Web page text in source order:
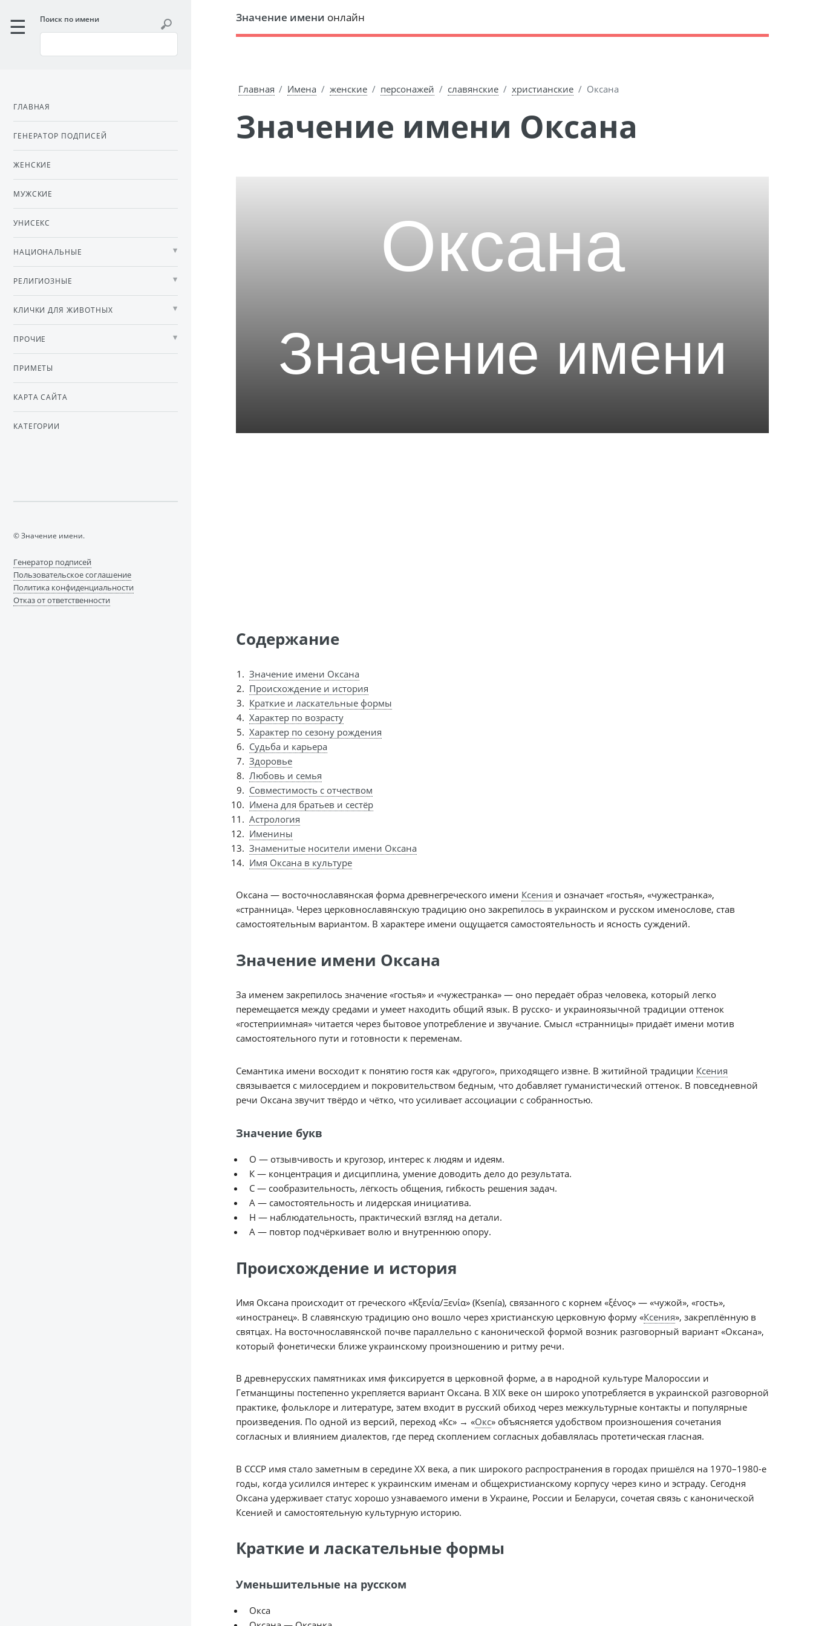
Значение имени онлайн
Главная Имена женские персонажей славянские христианские Оксана
Значение имени Оксана
Содержание
Значение имени Оксана
Происхождение и история
Краткие и ласкательные формы
Характер по возрасту
Характер по сезону рождения
Судьба и карьера
Здоровье
Любовь и семья
Совместимость с отчеством
Имена для братьев и сестёр
Астрология
Именины
Знаменитые носители имени Оксана
Имя Оксана в культуре
Оксана — восточнославянская форма древнегреческого имени Ксения и означает «гостья», «чужестранка»,
«странница». Через церковнославянскую традицию оно закрепилось в украинском и русском именослове, став
самостоятельным вариантом. В характере имени ощущается самостоятельность и ясность суждений.
Значение имени Оксана
За именем закрепилось значение «гостья» и «чужестранка» — оно передаёт образ человека, который легко
перемещается между средами и умеет находить общий язык. В русско- и украиноязычной традиции оттенок
«гостеприимная» читается через бытовое употребление и звучание. Смысл «странницы» придаёт имени мотив
самостоятельного пути и готовности к переменам.
Семантика имени восходит к понятию гостя как «другого», приходящего извне. В житийной традиции Ксения
связывается с милосердием и покровительством бедным, что добавляет гуманистический оттенок. В повседневной
речи Оксана звучит твёрдо и чётко, что усиливает ассоциации с собранностью.
Значение букв
О — отзывчивость и кругозор, интерес к людям и идеям.
К — концентрация и дисциплина, умение доводить дело до результата.
С — сообразительность, лёгкость общения, гибкость решения задач.
А — самостоятельность и лидерская инициатива.
Н — наблюдательность, практический взгляд на детали.
А — повтор подчёркивает волю и внутреннюю опору.
Происхождение и история
Имя Оксана происходит от греческого «Κξενία/Ξενία» (Ksenía), связанного с корнем «ξένος» — «чужой», «гость»,
«иностранец». В славянскую традицию оно вошло через христианскую церковную форму «Ксения», закреплённую в
святцах. На восточнославянской почве параллельно с канонической формой возник разговорный вариант «Оксана»,
который фонетически ближе украинскому произношению и ритму речи.
В древнерусских памятниках имя фиксируется в церковной форме, а в народной культуре Малороссии и
Гетманщины постепенно укрепляется вариант Оксана. В XIX веке он широко употребляется в украинской разговорной
практике, фольклоре и литературе, затем входит в русский обиход через межкультурные контакты и популярные
произведения. По одной из версий, переход «Кс» → «Окс» объясняется удобством произношения сочетания
согласных и влиянием диалектов, где перед скоплением согласных добавлялась протетическая гласная.
В СССР имя стало заметным в середине XX века, а пик широкого распространения в городах пришёлся на 1970–1980-е
годы, когда усилился интерес к украинским именам и общехристианскому корпусу через кино и эстраду. Сегодня
Оксана удерживает статус хорошо узнаваемого имени в Украине, России и Беларуси, сочетая связь с канонической
Ксенией и самостоятельную культурную историю.
Краткие и ласкательные формы
Уменьшительные на русском
Окса
Поиск по имени
ГЛАВНАЯ
ГЕНЕРАТОР ПОДПИСЕЙ
ЖЕНСКИЕ
МУЖСКИЕ
УНИСЕКС
НАЦИОНАЛЬНЫЕ
РЕЛИГИОЗНЫЕ
КЛИЧКИ ДЛЯ ЖИВОТНЫХ
ПРОЧИЕ
ПРИМЕТЫ
КАРТА САЙТА
КАТЕГОРИИ
© Значение имени.
Генератор подписей
Пользовательское соглашение
Политика конфиденциальности
Отказ от ответственности